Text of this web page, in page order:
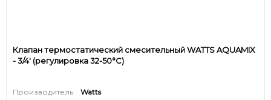
Клапан термостатический смесительный WATTS AQUAMIX
- 3/4' (регулировка 32-50°C)
Производитель:
Watts